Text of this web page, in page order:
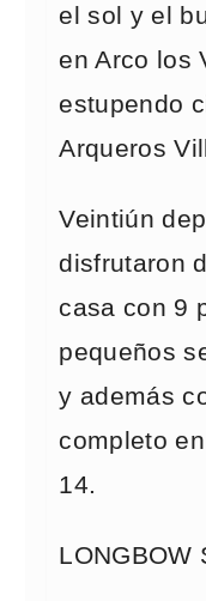
el sol y el
en Arco los
estupendo
Arqueros
Veintiún
disfrutaron
casa con 9
pequeños
y además
completo
14.
LONGBOW